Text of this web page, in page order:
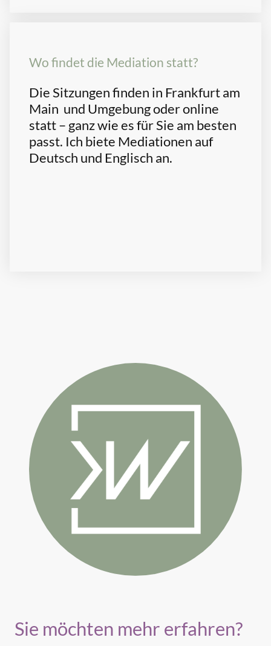
Wo findet die Mediation statt?
Die Sitzungen finden in Frankfurt am
Main und Umgebung oder online
statt – ganz wie es für Sie am besten
passt. Ich biete Mediationen auf
Deutsch und Englisch an.
Sie möchten mehr erfahren?